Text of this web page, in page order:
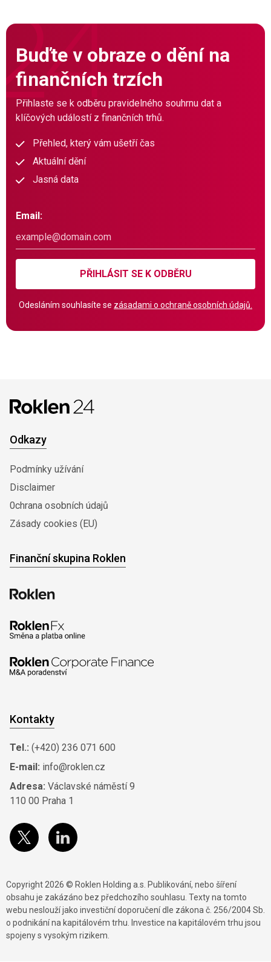
Buďte v obraze o dění na
finančních trzích
Přihlaste se k odběru pravidelného souhrnu dat a
klíčových událostí z finančních trhů.
Přehled, který vám ušetří čas
Aktuální dění
Jasná data
Email:
PŘIHLÁSIT SE K ODBĚRU
Odesláním souhlasíte se zásadami o ochraně osobních údajů.
Odkazy
Podmínky užívání
Disclaimer
0chrana osobních údajů
Zásady cookies (EU)
Finanční skupina Roklen
Kontakty
Tel.: (+420) 236 071 600
E-mail: info@roklen.cz
Adresa: Václavské náměstí 9
110 00 Praha 1
Copyright 2026 © Roklen Holding a.s. Publikování, nebo šíření
obsahu je zakázáno bez předchozího souhlasu. Texty na tomto
webu neslouží jako investiční doporučení dle zákona č. 256/2004 Sb.
o podnikání na kapitálovém trhu. Investice na kapitálovém trhu jsou
spojeny s vysokým rizikem.